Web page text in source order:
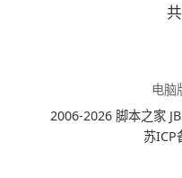
电脑
2006-2026 脚本之家
苏ICP